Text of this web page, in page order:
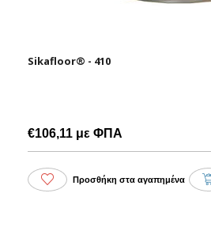
Sikafloor® - 410
€106,11 με ΦΠΑ
Προσθήκη στα αγαπημένα